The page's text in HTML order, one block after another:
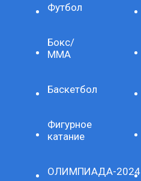
Футбол
Бокс/
ММА
Баскетбол
Фигурное
катание
ОЛИМПИАДА-2024